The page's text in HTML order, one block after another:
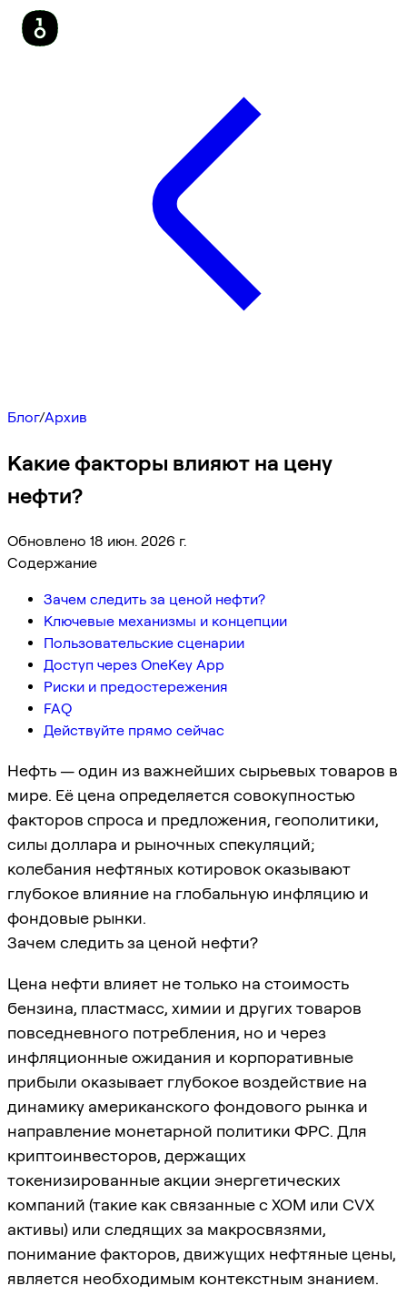
Блог/Архив
Какие факторы влияют на цену
нефти?
Обновлено 18 июн. 2026 г.
Содержание
Зачем следить за ценой нефти?
Ключевые механизмы и концепции
Пользовательские сценарии
Доступ через OneKey App
Риски и предостережения
FAQ
Действуйте прямо сейчас
Нефть — один из важнейших сырьевых товаров в
мире. Её цена определяется совокупностью
факторов спроса и предложения, геополитики,
силы доллара и рыночных спекуляций;
колебания нефтяных котировок оказывают
глубокое влияние на глобальную инфляцию и
фондовые рынки.
Зачем следить за ценой нефти?
Цена нефти влияет не только на стоимость
бензина, пластмасс, химии и других товаров
повседневного потребления, но и через
инфляционные ожидания и корпоративные
прибыли оказывает глубокое воздействие на
динамику американского фондового рынка и
направление монетарной политики ФРС. Для
криптоинвесторов, держащих
токенизированные акции энергетических
компаний (такие как связанные с XOM или CVX
активы) или следящих за макросвязями,
понимание факторов, движущих нефтяные цены,
является необходимым контекстным знанием.